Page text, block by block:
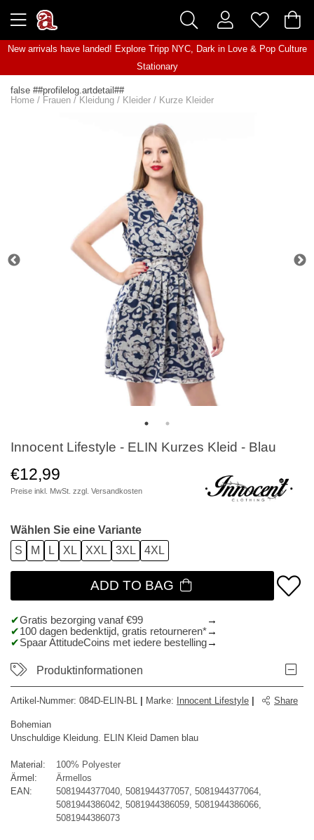
New arrivals have landed! Explore Tripp NYC, Dark in Love& Pop Culture
Stationary
false ##profilelog.artdetail##
Home / Frauen / Kleidung / Kleider / Kurze Kleider
Innocent Lifestyle - ELIN Kurzes Kleid - Blau
€12,99
Preise inkl. MwSt. zzgl. Versandkosten
Wählen Sie eine Variante
S
M L XL XXL 3XL 4XL
ADD TO BAG
Gratis bezorging vanaf €99
100 dagen bedenktijd, gratis retourneren*
Spaar AttitudeCoins met iedere bestelling
Produktinformationen
Artikel-Nummer: 084D-ELIN-BL Marke: Innocent Lifestyle Share
Bohemian
Unschuldige Kleidung. ELIN Kleid Damen blau
Material:
100% Polyester
Ärmel:
Ärmellos
EAN:
5081944377040, 5081944377057, 5081944377064,
5081944386042, 5081944386059, 5081944386066,
5081944386073